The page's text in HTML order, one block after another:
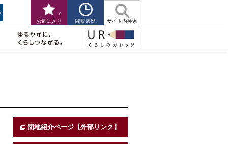
お気に入り
0
閲覧履歴 サイト内検索
団地紹介ページ【外部リンク】